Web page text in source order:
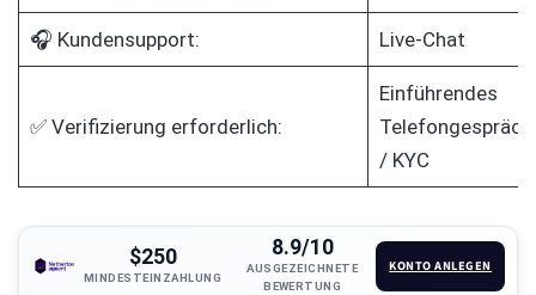
🎧 Kundensupport: Live-Chat
✅ Verifizierung erforderlich:
Einführendes
Telefongespräch
/ KYC
$250
MINDESTEINZAHLUNG
8.9/10
AUSGEZEICHNETE
BEWERTUNG
KONTO ANLEGEN